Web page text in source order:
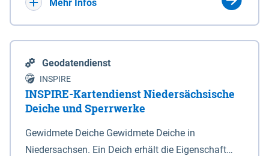
Mehr Infos
Geodatendienst
INSPIRE
INSPIRE-Kartendienst Niedersächsische
Deiche und Sperrwerke
Gewidmete Deiche Gewidmete Deiche in
Niedersachsen. Ein Deich erhält die Eigenschaft